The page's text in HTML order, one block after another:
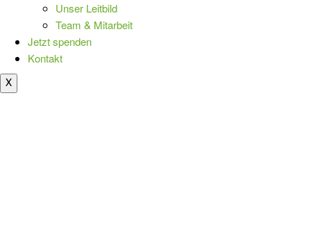
Unser Leitbild
Team & Mitarbeit
Jetzt spenden
Kontakt
X